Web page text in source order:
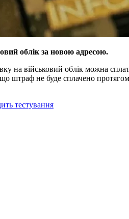
облік за новою адресою.
на військовий облік можна
не буде сплачено
тестування